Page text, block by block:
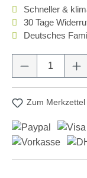
Schneller &
30 Tage
Deutsches
Produkt
Zum